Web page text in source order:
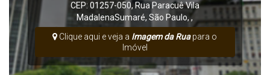
CEP: 01257-050,Rua ParacuêVila
MadalenaSumaré,São Paulo,,
Clique aqui e veja a Imagem da Ruapara o
Imóvel